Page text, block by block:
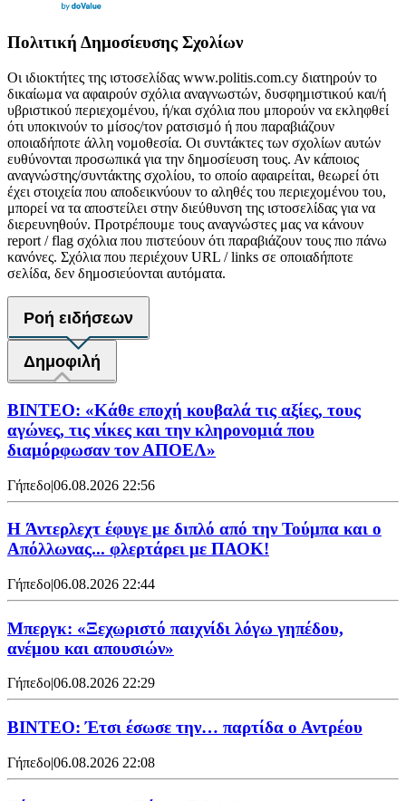
Πολιτική Δημοσίευσης Σχολίων
Οι ιδιοκτήτες της ιστοσελίδας www.politis.com.cy διατηρούν το
δικαίωμα να αφαιρούν σχόλια αναγνωστών, δυσφημιστικού και/ή
υβριστικού περιεχομένου, ή/και σχόλια που μπορούν να εκληφθεί
ότι υποκινούν το μίσος/τον ρατσισμό ή που παραβιάζουν
οποιαδήποτε άλλη νομοθεσία. Οι συντάκτες των σχολίων αυτών
ευθύνονται προσωπικά για την δημοσίευση τους. Αν κάποιος
αναγνώστης/συντάκτης σχολίου, το οποίο αφαιρείται, θεωρεί ότι
έχει στοιχεία που αποδεικνύουν το αληθές του περιεχομένου του,
μπορεί να τα αποστείλει στην διεύθυνση της ιστοσελίδας για να
διερευνηθούν. Προτρέπουμε τους αναγνώστες μας να κάνουν
report / flag σχόλια που πιστεύουν ότι παραβιάζουν τους πιο πάνω
κανόνες. Σχόλια που περιέχουν URL / links σε οποιαδήποτε
σελίδα, δεν δημοσιεύονται αυτόματα.
Ροή ειδήσεων
Δημοφιλή
ΒΙΝΤΕΟ: «Κάθε εποχή κουβαλά τις αξίες, τους
αγώνες, τις νίκες και την κληρονομιά που
διαμόρφωσαν τον ΑΠΟΕΛ»
Γήπεδο|06.08.2026 22:56
H Άντερλεχτ έφυγε με διπλό από την Τούμπα και ο
Απόλλωνας... φλερτάρει με ΠΑΟΚ!
Γήπεδο|06.08.2026 22:44
Μπεργκ: «Ξεχωριστό παιχνίδι λόγω γηπέδου,
ανέμου και απουσιών»
Γήπεδο|06.08.2026 22:29
ΒΙΝΤΕΟ: Έτσι έσωσε την… παρτίδα ο Αντρέου
Γήπεδο|06.08.2026 22:08